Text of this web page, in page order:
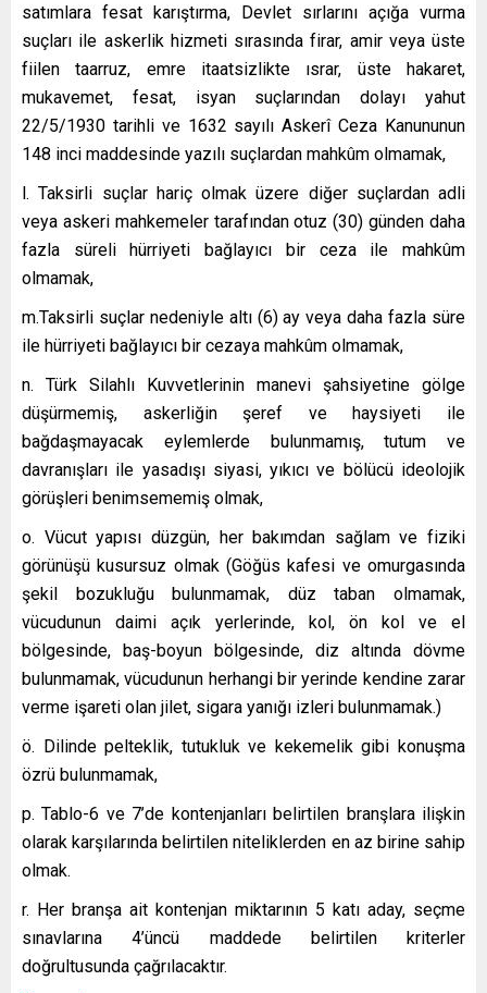
satımlara fesat karıştırma, Devlet sırlarını açığa vurma
suçları ile askerlik hizmeti sırasında firar, amir veya üste
fiilen taarruz, emre itaatsizlikte ısrar, üste hakaret,
mukavemet, fesat, isyan suçlarından dolayı yahut
22/5/1930 tarihli ve 1632 sayılı Askerî Ceza Kanununun
148 inci maddesinde yazılı suçlardan mahkûm olmamak,
l. Taksirli suçlar hariç olmak üzere diğer suçlardan adli
veya askeri mahkemeler tarafından otuz (30) günden daha
fazla süreli hürriyeti bağlayıcı bir ceza ile mahkûm
olmamak,
m.Taksirli suçlar nedeniyle altı (6) ay veya daha fazla süre
ile hürriyeti bağlayıcı bir cezaya mahkûm olmamak,
n. Türk Silahlı Kuvvetlerinin manevi şahsiyetine gölge
düşürmemiş, askerliğin şeref ve haysiyeti ile
bağdaşmayacak eylemlerde bulunmamış, tutum ve
davranışları ile yasadışı siyasi, yıkıcı ve bölücü ideolojik
görüşleri benimsememiş olmak,
o. Vücut yapısı düzgün, her bakımdan sağlam ve fiziki
görünüşü kusursuz olmak (Göğüs kafesi ve omurgasında
şekil bozukluğu bulunmamak, düz taban olmamak,
vücudunun daimi açık yerlerinde, kol, ön kol ve el
bölgesinde, baş-boyun bölgesinde, diz altında dövme
bulunmamak, vücudunun herhangi bir yerinde kendine zarar
verme işareti olan jilet, sigara yanığı izleri bulunmamak.)
ö. Dilinde pelteklik, tutukluk ve kekemelik gibi konuşma
özrü bulunmamak,
p. Tablo-6 ve 7’de kontenjanları belirtilen branşlara ilişkin
olarak karşılarında belirtilen niteliklerden en az birine sahip
olmak.
r. Her branşa ait kontenjan miktarının 5 katı aday, seçme
sınavlarına 4’üncü maddede belirtilen kriterler
doğrultusunda çağrılacaktır.